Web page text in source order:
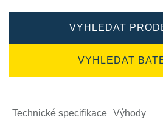
VYHLEDAT
VYHLEDAT
Technické specifikace Výhody